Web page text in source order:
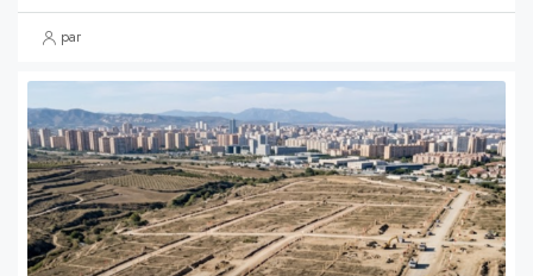
par